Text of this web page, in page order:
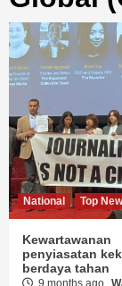
National Top
Kewartawanan
penyiasatan
berdaya tahan
9 months ago